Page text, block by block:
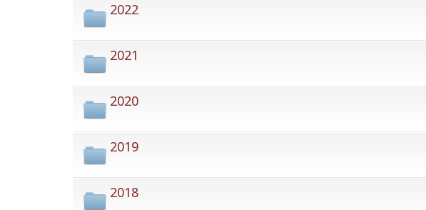
2022
2021
2020
2019
2018